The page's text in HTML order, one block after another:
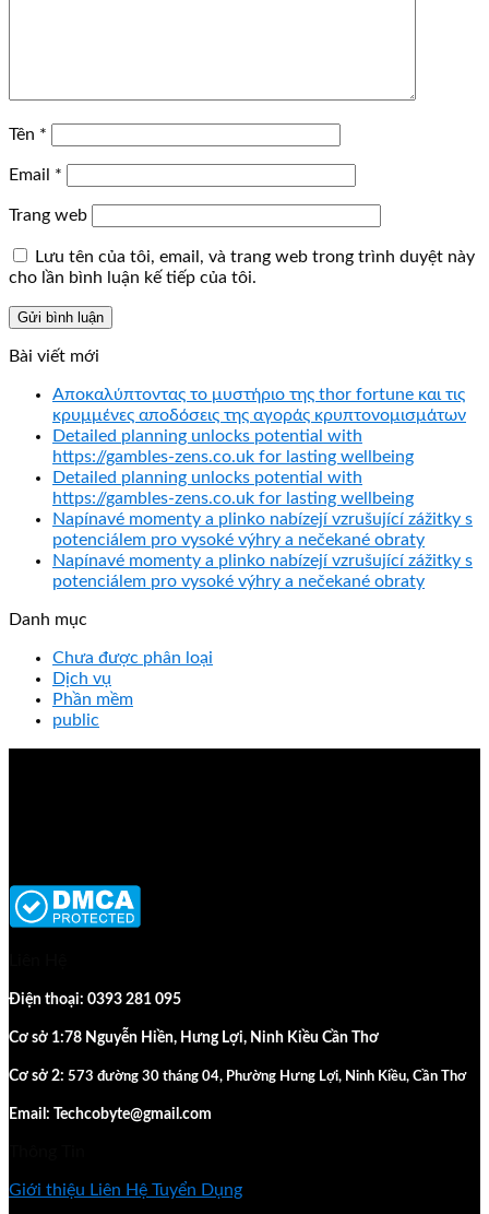
Tên *
Email *
Trang web
Lưu tên của tôi, email, và trang web trong trình duyệt này
cho lần bình luận kế tiếp của tôi.
Bài viết mới
Αποκαλύπτοντας το μυστήριο της thor fortune και τις
κρυμμένες αποδόσεις της αγοράς κρυπτονομισμάτων
Detailed planning unlocks potential with
https://gambles-zens.co.uk for lasting wellbeing
Detailed planning unlocks potential with
https://gambles-zens.co.uk for lasting wellbeing
Napínavé momenty a plinko nabízejí vzrušující zážitky s
potenciálem pro vysoké výhry a nečekané obraty
Napínavé momenty a plinko nabízejí vzrušující zážitky s
potenciálem pro vysoké výhry a nečekané obraty
Danh mục
Chưa được phân loại
Dịch vụ
Phần mềm
public
Điện thoại: 0393 281 095
Cơ sở 1:78 Nguyễn Hiền, Hưng Lợi, Ninh Kiều Cần Thơ
Cơ sở 2: 573 đường 30 tháng 04, Phường Hưng Lợi, Ninh Kiều, Cần Thơ
Email: Techcobyte@gmail.com
Giới thiệu Liên Hệ Tuyển Dụng